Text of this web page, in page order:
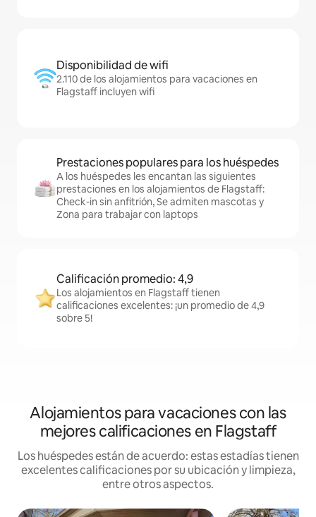
Disponibilidad de wifi
2.110 de los alojamientos para vacaciones en
Flagstaff incluyen wifi
Prestaciones populares para los huéspedes
A los huéspedes les encantan las siguientes
prestaciones en los alojamientos de Flagstaff:
Check-in sin anfitrión, Se admiten mascotas y
Zona para trabajar con laptops
Calificación promedio: 4,9
Los alojamientos en Flagstaff tienen
calificaciones excelentes: ¡un promedio de 4,9
sobre 5!
Alojamientos para vacaciones con las
mejores calificaciones en Flagstaff
Los huéspedes están de acuerdo: estas estadías tienen
excelentes calificaciones por su ubicación y limpieza,
entre otros aspectos.